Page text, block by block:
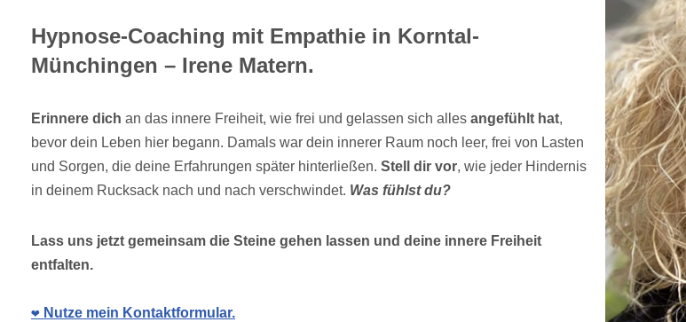
Hypnose-Coaching mit Empathie in Korntal-
Münchingen – Irene Matern.
Erinnere dich an das innere Freiheit, wie frei und gelassen sich alles angefühlt hat,
bevor dein Leben hier begann. Damals war dein innerer Raum noch leer, frei von Lasten
und Sorgen, die deine Erfahrungen später hinterließen. Stell dir vor, wie jeder Hindernis
in deinem Rucksack nach und nach verschwindet. Was fühlst du?
Lass uns jetzt gemeinsam die Steine gehen lassen und deine innere Freiheit
entfalten.
❤️ Nutze mein Kontaktformular.